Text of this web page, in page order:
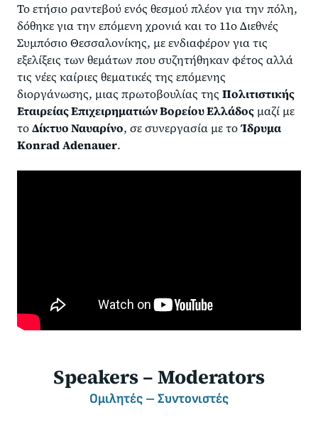
Το ετήσιο ραντεβού ενός θεσμού πλέον για την πόλη,
δόθηκε για την επόμενη χρονιά και το 11ο Διεθνές
Συμπόσιο Θεσσαλονίκης, με ενδιαφέρον για τις
εξελίξεις των θεμάτων που συζητήθηκαν φέτος αλλά
τις νέες καίριες θεματικές της επόμενης
διοργάνωσης, μιας πρωτοβουλίας της Πολιτιστικής
Εταιρείας Επιχειρηματιών Βορείου Ελλάδος μαζί με
τοΔίκτυο Ναυαρίνο, σε συνεργασία με τοΊδρυμα
KonradAdenauer.
Speakers – Moderators
Ομιλητές – Συντονιστές